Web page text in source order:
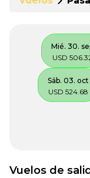
Mié. 30.
USD
Sáb. 03. oct
USD 524.68
Vuelos de